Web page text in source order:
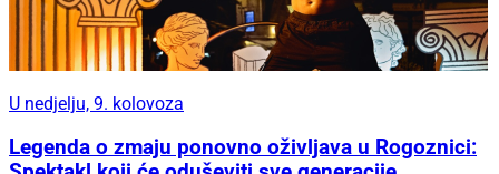
U nedjelju, 9. kolovoza
Legenda o zmaju ponovno oživljava u Rogoznici: